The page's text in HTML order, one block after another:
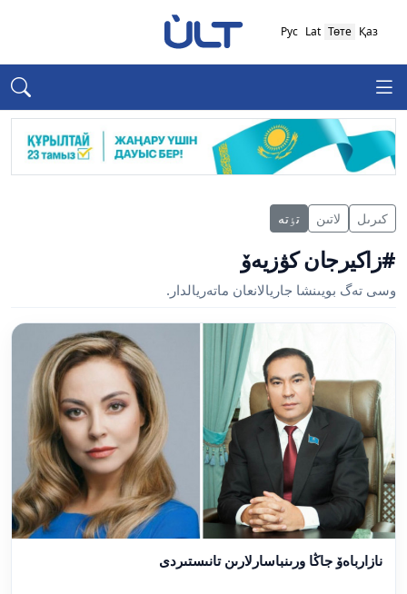
Қаз
Төте
Lat
Рус
كىرىل لاتىن تٶتە
#زاكيرجان كۋزيەۆ
وسى تەگ بويىنشا جاريالانعان ماتەريالدار.
نازارباەۆ جاڭا ورىنباسارلارىن تانىستىردى